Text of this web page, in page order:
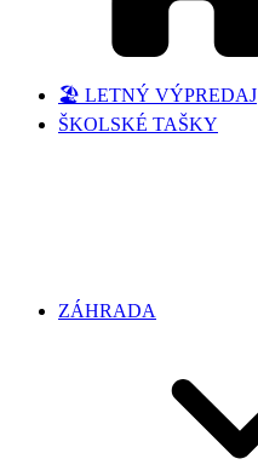
🏖️ LETNÝ VÝPREDAJ
ŠKOLSKÉ TAŠKY
ZÁHRADA